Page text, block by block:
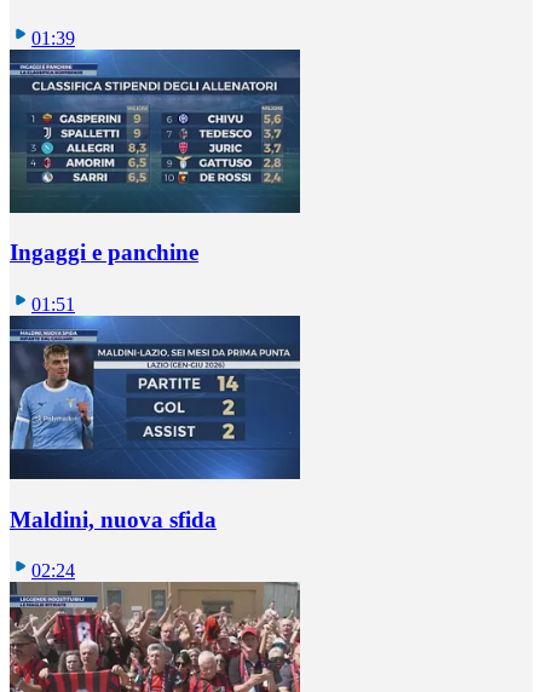
01:39
Ingaggi e panchine
01:51
Maldini, nuova sfida
02:24